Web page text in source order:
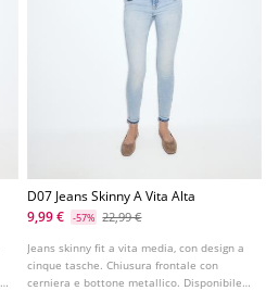
D07 Jeans Skinny A Vita Alta
9,99 €
-57% 22,99 €
Jeans skinny fit a vita media, con design a
cinque tasche. Chiusura frontale con
cerniera e bottone metallico. Disponibile